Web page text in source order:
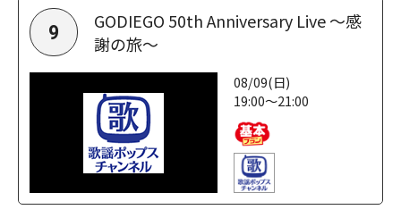
9
GODIEGO 50th Anniversary Live ～感
謝の旅～
08/09(日)
19:00～21:00